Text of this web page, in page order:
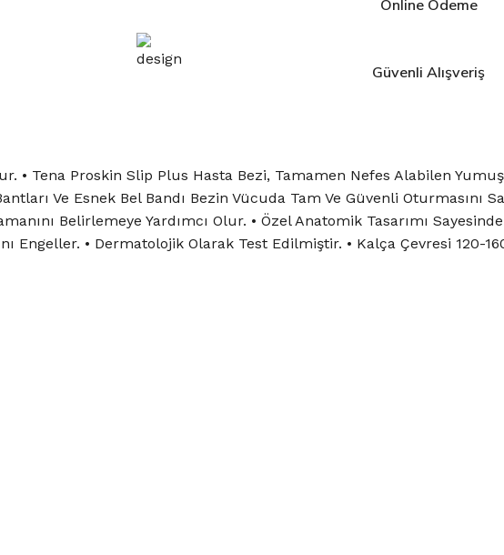
Online Ödeme
Güvenli Alışveriş
• Tena Proskin Slip Plus Hasta Bezi, Tamamen Nefes Alabilen
Ve Esnek Bel Bandı Bezin Vücuda Tam Ve Güvenli Oturmasını
Belirlemeye Yardımcı Olur. • Özel Anatomik Tasarımı
Engeller. • Dermatolojik Olarak Test Edilmiştir. • Kalça Çevresi 120-